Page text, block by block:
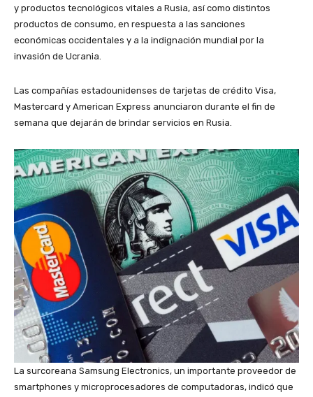
y productos tecnológicos vitales a Rusia, así como distintos
productos de consumo, en respuesta a las sanciones
económicas occidentales y a la indignación mundial por la
invasión de Ucrania.
Las compañías estadounidenses de tarjetas de crédito Visa,
Mastercard y American Express anunciaron durante el fin de
semana que dejarán de brindar servicios en Rusia.
La surcoreana Samsung Electronics, un importante proveedor de
smartphones y microprocesadores de computadoras, indicó que